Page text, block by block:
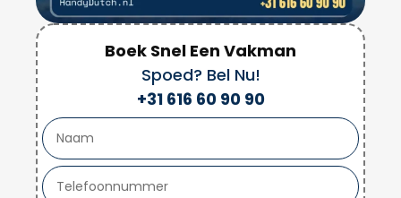
Boek Snel Een Vakman
Spoed? Bel Nu!
+31 616 60 90 90